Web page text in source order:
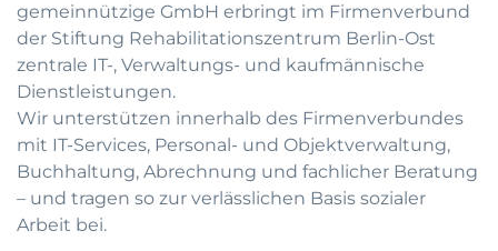
gemeinnützige GmbH erbringt im Firmenverbund
der Stiftung Rehabilitationszentrum Berlin-Ost
zentrale IT-, Verwaltungs- und kaufmännische
Dienstleistungen.
Wir unterstützen innerhalb des Firmenverbundes
mit IT-Services, Personal- und Objektverwaltung,
Buchhaltung, Abrechnung und fachlicher Beratung
– und tragen so zur verlässlichen Basis sozialer
Arbeit bei.